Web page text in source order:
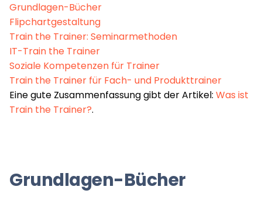
Grundlagen-Bücher
Flipchartgestaltung
Train the Trainer: Seminarmethoden
IT-Train the Trainer
Soziale Kompetenzen für Trainer
Train the Trainer für Fach- und Produkttrainer
Eine gute Zusammenfassung gibt der Artikel: Was ist
Train the Trainer?.
Grundlagen-Bücher